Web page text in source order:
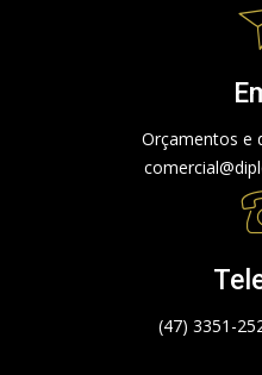
Orçamentos e
(47) 3351-